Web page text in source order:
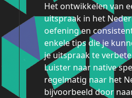
Het ontwikkelen van
uitspraak in het
oefening en
enkele tips die je
je uitspraak te
Luister naar native
regelmatig naar het
bijvoorbeeld door